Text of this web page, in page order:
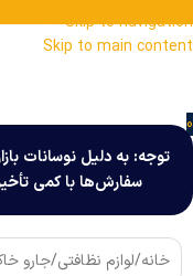
Skip to navigation
Skip to main content
هوکا
0
توجه: به دلیل نوسانات
سفارش‌ها با کمی
خانه/لوازم نظافتی/جارو